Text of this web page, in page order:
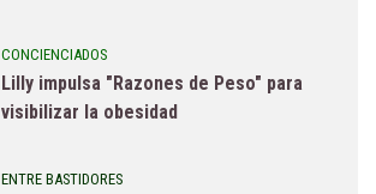
CONCIENCIADOS
Lilly impulsa "Razones de Peso" para
visibilizar la obesidad
ENTRE BASTIDORES